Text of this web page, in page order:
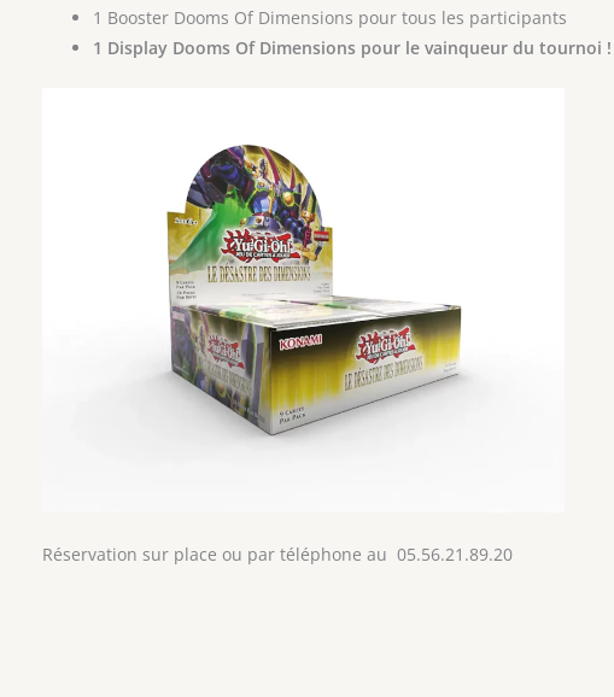
1 Booster Dooms Of Dimensions pour tous les participants
1 Display Dooms Of Dimensions pour le vainqueur du tournoi !
Réservation sur place ou par téléphone au 05.56.21.89.20